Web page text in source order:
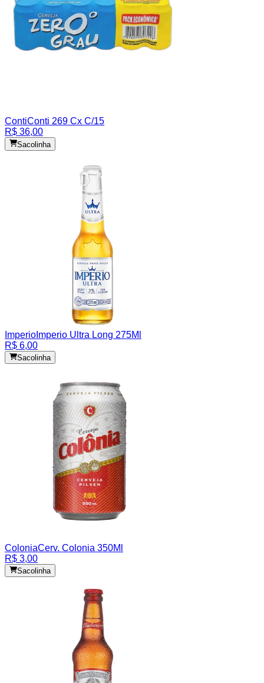
ContiConti 269 Cx C/15
R$ 36,00
Sacolinha
Imperio Imperio Ultra Long 275Ml
R$ 6,00
Sacolinha
ColoniaCerv. Colonia 350Ml
R$ 3,00
Sacolinha